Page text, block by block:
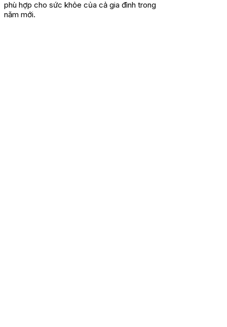
phù hợp cho sức khỏe của cả gia đình trong
năm mới.